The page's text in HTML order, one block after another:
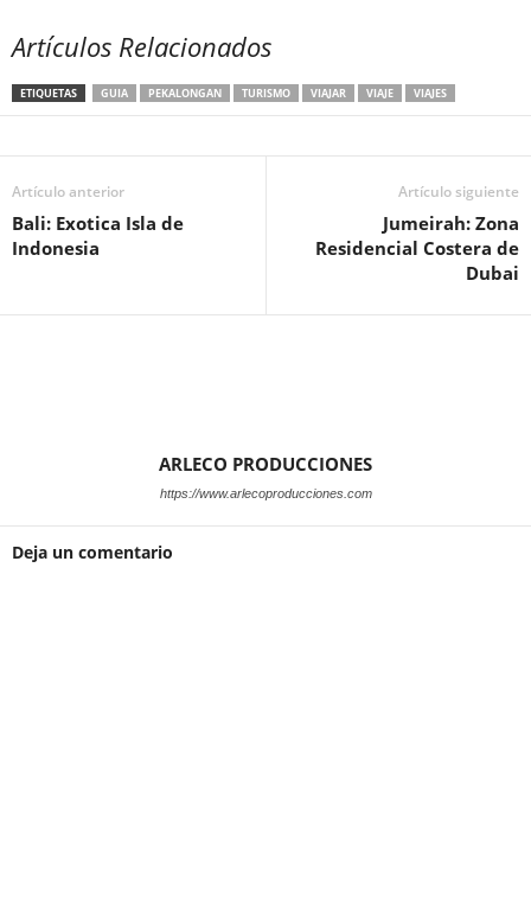
Artículos Relacionados
ETIQUETAS GUIA PEKALONGAN TURISMO VIAJAR VIAJE VIAJES
Artículo anterior
Bali: Exotica Isla de
Indonesia
Artículo siguiente
Jumeirah: Zona
Residencial Costera de
Dubai
ARLECO PRODUCCIONES
https://www.arlecoproducciones.com
Deja un comentario